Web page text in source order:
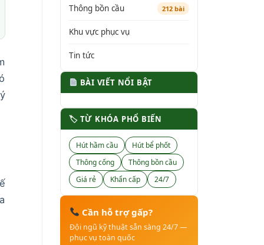
Thông bồn cầu 212 bài
Khu vực phục vụ
Tin tức
BÀI VIẾT NỔI BẬT
🏷 TỪ KHÓA PHỔ BIẾN
Hút hầm cầu
Hút bể phốt
Thông cống
Thông bồn cầu
Giá rẻ
Khẩn cấp 24/7
Cần hỗ trợ gấp?
Đội ngũ kỹ thuật sẵn sàng 24/7 —
phục vụ toàn quốc